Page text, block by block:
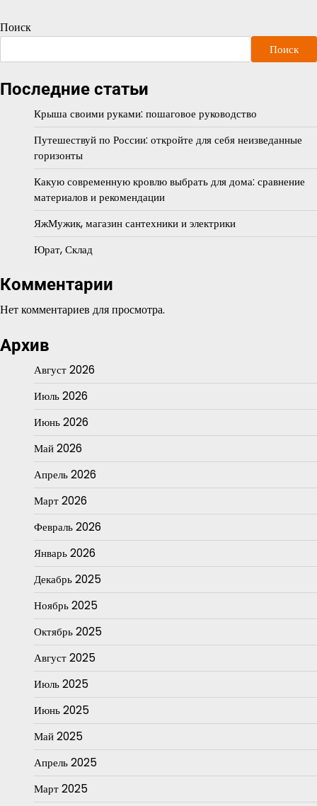
Поиск
Поиск
Последние статьи
Крыша своими руками: пошаговое руководство
Путешествуй по России: откройте для себя неизведанные
горизонты
Какую современную кровлю выбрать для дома: сравнение
материалов и рекомендации
ЯжМужик, магазин сантехники и электрики
Юрат, Склад
Комментарии
Нет комментариев для просмотра.
Архив
Август 2026
Июль 2026
Июнь 2026
Май 2026
Апрель 2026
Март 2026
Февраль 2026
Январь 2026
Декабрь 2025
Ноябрь 2025
Октябрь 2025
Август 2025
Июль 2025
Июнь 2025
Май 2025
Апрель 2025
Март 2025